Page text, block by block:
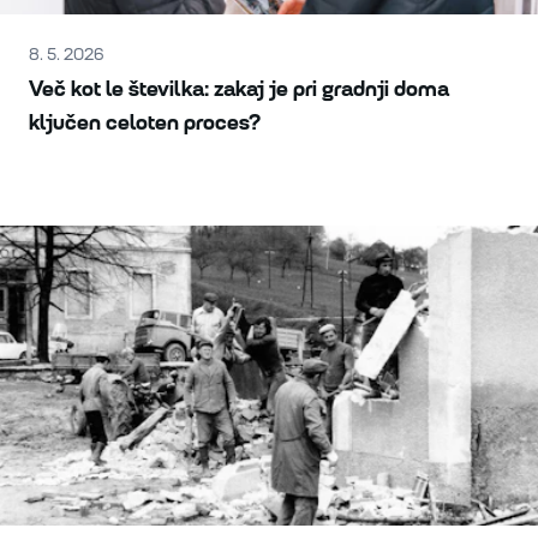
8. 5. 2026
Več kot le številka: zakaj je pri gradnji doma
ključen celoten proces?